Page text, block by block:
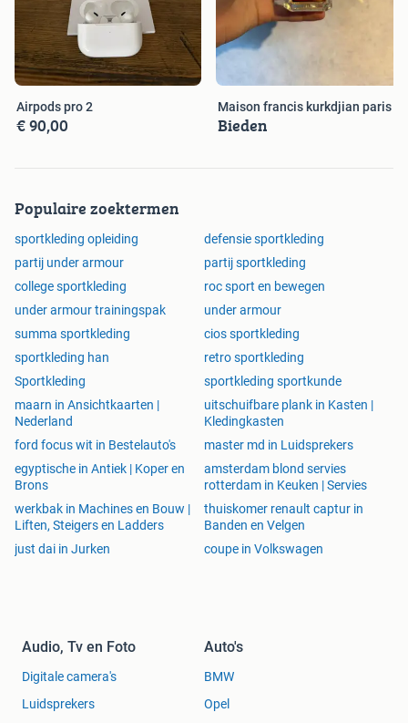
Airpods pro 2
€ 90,00
Maison francis kurkdjian paris
Bieden
Populaire zoektermen
sportkleding opleiding
defensie sportkleding
partij under armour
partij sportkleding
college sportkleding
roc sport en bewegen
under armour trainingspak
under armour
summa sportkleding
cios sportkleding
sportkleding han
retro sportkleding
Sportkleding
sportkleding sportkunde
maarn in Ansichtkaarten |
Nederland
uitschuifbare plank in Kasten |
Kledingkasten
ford focus wit in Bestelauto's
master md in Luidsprekers
egyptische in Antiek | Koper en
Brons
amsterdam blond servies
rotterdam in Keuken | Servies
werkbak in Machines en Bouw |
Liften, Steigers en Ladders
thuiskomer renault captur in
Banden en Velgen
just dai in Jurken
coupe in Volkswagen
Audio, Tv en Foto
Digitale camera's
Luidsprekers
Auto's
BMW
Opel